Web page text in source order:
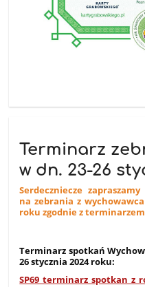
Terminarz
w dn. 23-26
Serdeczniecze
na zebrania z
roku zgodnie z
Terminarz spotkań
26 stycznia 2024 roku: